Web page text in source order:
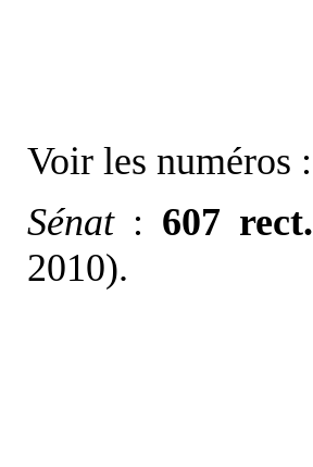
Voir les numéros :
Sénat : 607 rect.
2010).